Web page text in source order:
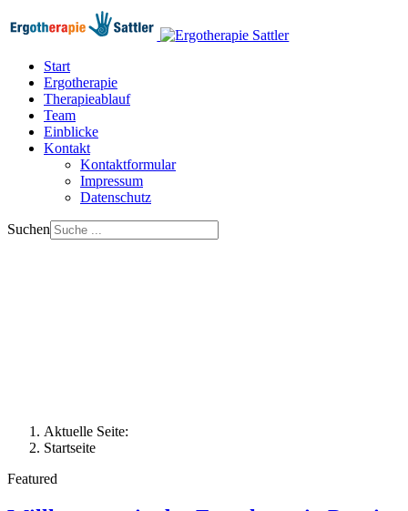
Start
Ergotherapie
Therapieablauf
Team
Einblicke
Kontakt
Kontaktformular
Impressum
Datenschutz
Suchen
Aktuelle Seite:
Startseite
Featured